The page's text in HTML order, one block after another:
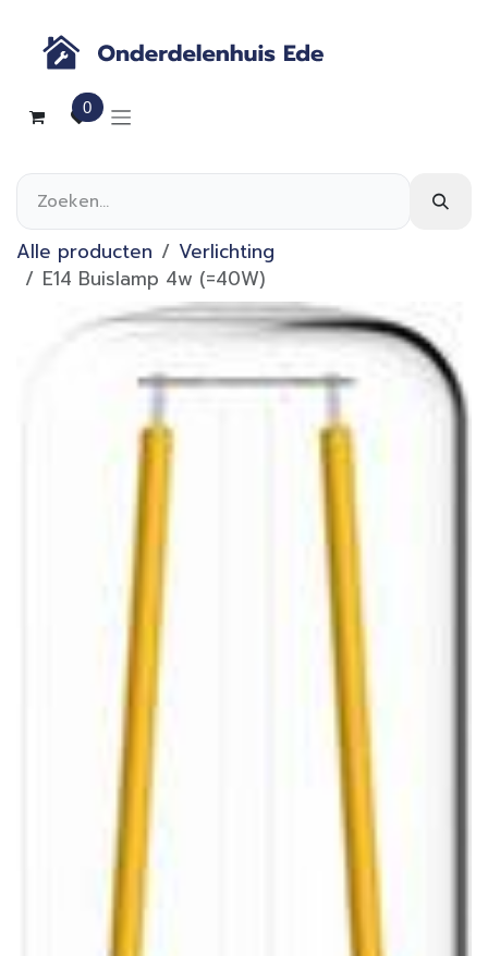
0
Alle producten
Verlichting
E14 Buislamp 4w (=40W)